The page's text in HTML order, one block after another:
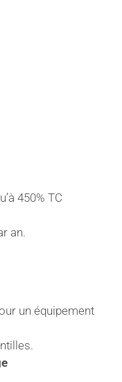
450% TC
an.
un équipement